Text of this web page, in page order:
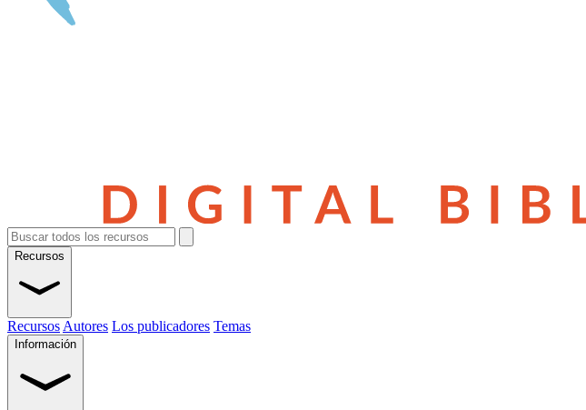
Recursos
Recursos Autores Los publicadores Temas
Información